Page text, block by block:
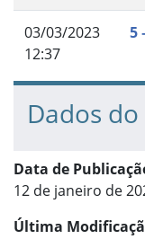
03/03/2023
12:37
5
Dados
Data de
12 de janeiro de
Última